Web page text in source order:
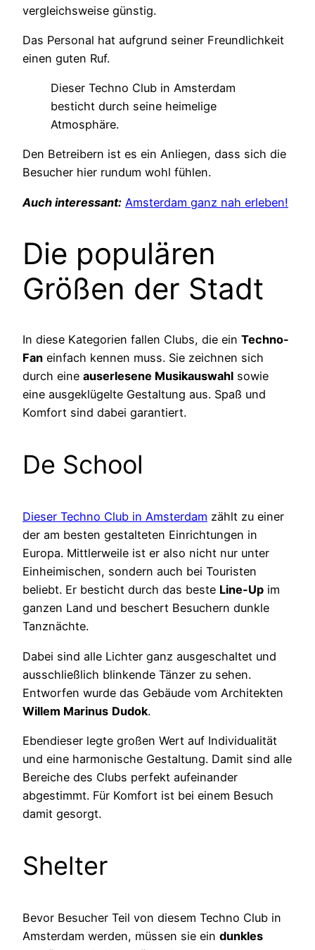
vergleichsweise günstig.
Das Personal hat aufgrund seiner Freundlichkeit
einen guten Ruf.
Dieser Techno Club in Amsterdam
besticht durch seine heimelige
Atmosphäre.
Den Betreibern ist es ein Anliegen, dass sich die
Besucher hier rundum wohl fühlen.
Auch interessant: Amsterdam ganz nah erleben!
Die populären
Größen der Stadt
In diese Kategorien fallen Clubs, die ein Techno-
Fan einfach kennen muss. Sie zeichnen sich
durch eine auserlesene Musikauswahl sowie
eine ausgeklügelte Gestaltung aus. Spaß und
Komfort sind dabei garantiert.
De School
Dieser Techno Club in Amsterdam zählt zu einer
der am besten gestalteten Einrichtungen in
Europa. Mittlerweile ist er also nicht nur unter
Einheimischen, sondern auch bei Touristen
beliebt. Er besticht durch das beste Line-Up im
ganzen Land und beschert Besuchern dunkle
Tanznächte.
Dabei sind alle Lichter ganz ausgeschaltet und
ausschließlich blinkende Tänzer zu sehen.
Entworfen wurde das Gebäude vom Architekten
Willem Marinus Dudok.
Ebendieser legte großen Wert auf Individualität
und eine harmonische Gestaltung. Damit sind alle
Bereiche des Clubs perfekt aufeinander
abgestimmt. Für Komfort ist bei einem Besuch
damit gesorgt.
Shelter
Bevor Besucher Teil von diesem Techno Club in
Amsterdam werden, müssen sie ein dunkles